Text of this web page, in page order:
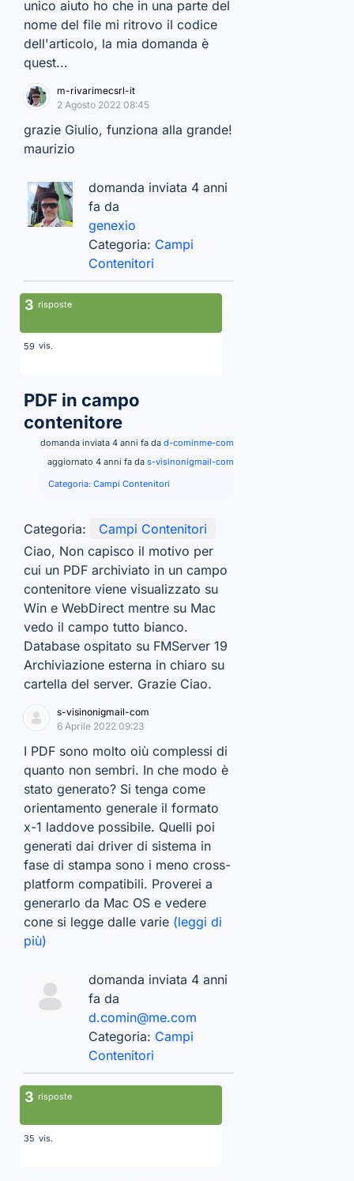
unico aiuto ho che in una parte del
nome del file mi ritrovo il codice
dell'articolo, la mia domanda è
quest...
m-rivarimecsrl-it
2 Agosto 2022 08:45
grazie Giulio, funziona alla grande!
maurizio
domanda inviata 4 anni
fa da
genexio
Categoria: Campi
Contenitori
3 risposte
59 vis.
PDF in campo
contenitore
domanda inviata 4 anni fa da d-cominme-com
aggiornato 4 anni fa da s-visinonigmail-com
Categoria: Campi Contenitori
Categoria:
Campi Contenitori
Ciao, Non capisco il motivo per
cui un PDF archiviato in un campo
contenitore viene visualizzato su
Win e WebDirect mentre su Mac
vedo il campo tutto bianco.
Database ospitato su FMServer 19
Archiviazione esterna in chiaro su
cartella del server. Grazie Ciao.
s-visinonigmail-com
6 Aprile 2022 09:23
I PDF sono molto oiù complessi di
quanto non sembri. In che modo è
stato generato? Si tenga come
orientamento generale il formato
x-1 laddove possibile. Quelli poi
generati dai driver di sistema in
fase di stampa sono i meno cross-
platform compatibili. Proverei a
generarlo da Mac OS e vedere
cone si legge dalle varie (leggi di
più)
domanda inviata 4 anni
fa da
d.comin@me.com
Categoria: Campi
Contenitori
3 risposte
35 vis.